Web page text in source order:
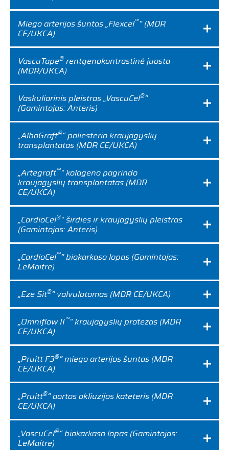
Terms & Conditions
FOLLOW US
Miego arterijos šuntas „Flexcel™“ (MDR
CE/UKCA)
VascuTape® rentgenokontrastinė juosta
(MDR/UKCA)
Vaskuliarinis pleistras „VascuCel®“
(Gamintojas: Anteris)
„AlboGraft®“ poliesterio kraujagyslių
transplantatas (MDR CE/UKCA)
„Artegraft™“ kolageno pagrindo
kraujagyslių transplantatas (MDR
CE/UKCA)
„CardioCel®“ širdies ir kraujagyslių pleistras
(Gamintojas: Anteris)
„CardioCel™“ biokarkaso lopas (Gamintojas:
LeMaitre)
„Eze Sit®“ valvulotomas (MDR CE/UKCA)
„Omniflow II™“ kraujagyslių protezas (MDR
CE/UKCA)
„Pruitt F3®“ miego arterijos šuntas (MDR
CE/UKCA)
„Pruitt®“ aortos okliuzijos kateteris (MDR
CE/UKCA)
„VascuCel®“ biokarkaso lopas (Gamintojas:
LeMaitre)